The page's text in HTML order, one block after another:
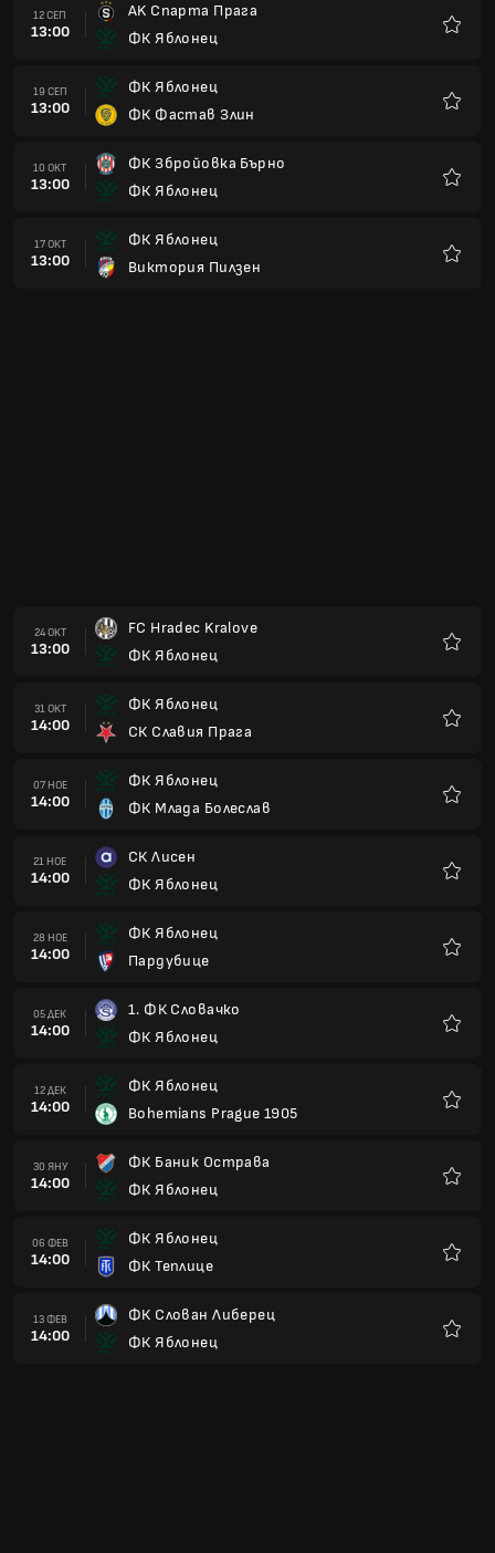
12 СЕП
13:00
AK Спарта Прага
ФК Яблонец
19 СЕП
13:00
ФК Яблонец
ФК Фастав Злин
10 ОКТ
13:00
ФК Збройовка Бърно
ФК Яблонец
17 ОКТ
13:00
ФК Яблонец
Виктория Пилзен
28 НОЕ
14:00
ФК Яблонец
Пардубице
05 ДЕК
14:00
1. ФК Словачко
ФК Яблонец
12 ДЕК
14:00
ФК Яблонец
Bohemians Prague 1905
30 ЯНУ
14:00
ФК Баник Острава
ФК Яблонец
06 ФЕВ
14:00
ФК Яблонец
ФК Теплице
13 ФЕВ
14:00
ФК Слован Либерец
ФК Яблонец
20 ФЕВ
14:00
ФК Яблонец
AK Спарта Прага
27 ФЕВ
14:00
ФК Фастав Злин
ФК Яблонец
06 МАР
14:00
ФК Яблонец
ФК Збройовка Бърно
13 МАР
14:00
Виктория Пилзен
ФК Яблонец